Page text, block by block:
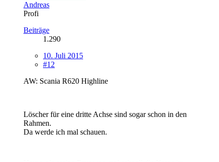
Andreas
Profi
Beiträge
1.290
10. Juli 2015
#12
AW: Scania R620 Highline
Löscher für eine dritte Achse sind sogar schon in den
Rahmen.
Da werde ich mal schauen.